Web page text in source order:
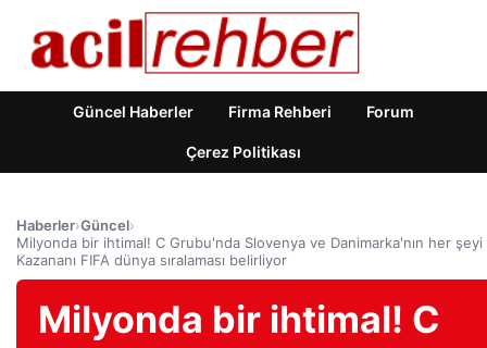
Güncel Haberler Firma Rehberi Forum
Çerez Politikası
Haberler›Güncel›
Milyonda bir ihtimal! C Grubu'nda Slovenya ve Danimarka'nın her
Kazananı FIFA dünya sıralaması belirliyor
Milyonda bir ihtimal! C